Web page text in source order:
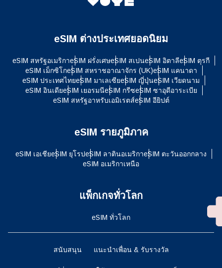
eSIM ต่างประเทศยอดนิยม
eSIM สหรัฐอเมริกาeSIM ฝรั่งเศษeSIM สเปนeSIM อิตาลีeSIM ตุรกี
eSIM เม็กซิโกeSIM สหราชอาณาจักร (UK)eSIM แคนาดา
eSIM ประเทศไทยeSIM มาเลเซียeSIM ญี่ปุ่นeSIM เวียดนาม
eSIM อินเดียeSIM เยอรมนีeSIM กรีซeSIM ซาอุดีอาระเบีย
eSIM สหรัฐอาหรับเอมิเรตส์eSIM อียิปต์
eSIM รายภูมิภาค
eSIM เอเชียeSIM ยุโรปeSIM ลาตินอเมริกาeSIM ตะวันออกกลาง
eSIM อเมริกาเหนือ
แพ็กเกจทั่วโลก
eSIM ทั่วโลก
สนับสนุน แนะนำเพื่อน & รับรางวัล